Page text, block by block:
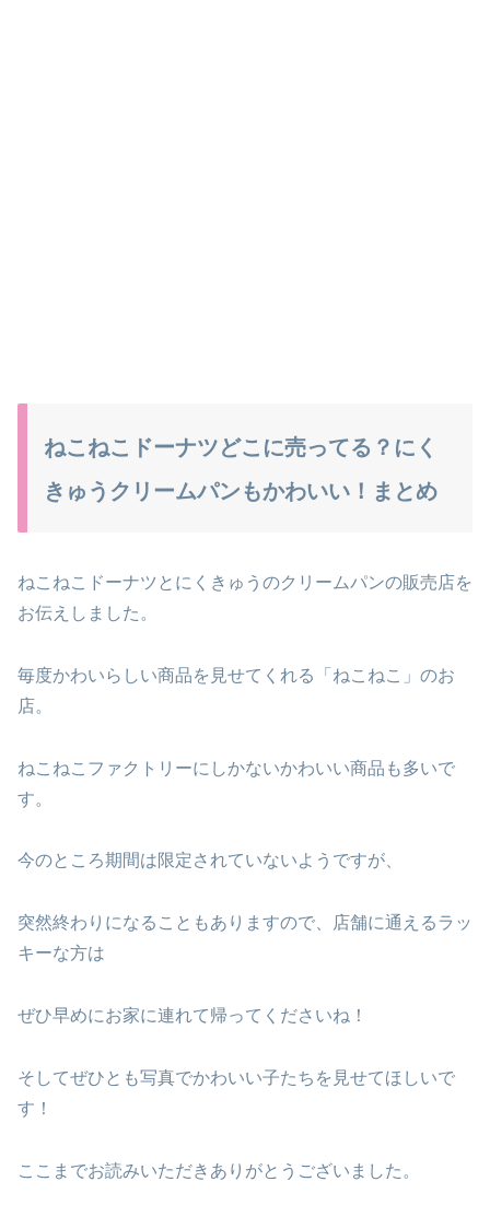
ねこねこドーナツどこに売ってる？にく
きゅうクリームパンもかわいい！まとめ
ねこねこドーナツとにくきゅうのクリームパンの販売店を
お伝えしました。
毎度かわいらしい商品を見せてくれる「ねこねこ」のお
店。
ねこねこファクトリーにしかないかわいい商品も多いで
す。
今のところ期間は限定されていないようですが、
突然終わりになることもありますので、店舗に通えるラッ
キーな方は
ぜひ早めにお家に連れて帰ってくださいね！
そしてぜひとも写真でかわいい子たちを見せてほしいで
す！
ここまでお読みいただきありがとうございました。